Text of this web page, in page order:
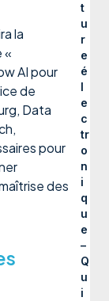
la
«
AI pour
de
Data
pour
des
t
u
r
e
é
l
e
c
tr
o
n
i
q
u
e
–
Q
u
i